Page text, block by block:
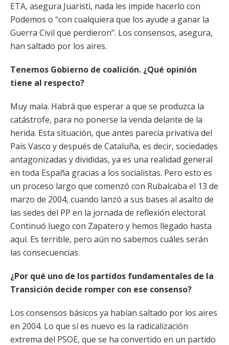
ETA, asegura Juaristi, nada les impide hacerlo con
Podemos o “con cualquiera que los ayude a ganar la
Guerra Civil que perdieron”. Los consensos, asegura,
han saltado por los aires.
Tenemos Gobierno de coalición. ¿Qué opinión
tiene al respecto?
Muy mala. Habrá que esperar a que se produzca la
catástrofe, para no ponerse la venda delante de la
herida. Esta situación, que antes parecía privativa del
País Vasco y después de Cataluña, es decir, sociedades
antagonizadas y divididas, ya es una realidad general
en toda España gracias a los socialistas. Pero esto es
un proceso largo que comenzó con Rubalcaba el 13 de
marzo de 2004, cuando lanzó a sus bases al asalto de
las sedes del PP en la jornada de reflexión electoral.
Continuó luego con Zapatero y hemos llegado hasta
aquí. Es terrible, pero aún no sabemos cuáles serán
las consecuencias.
¿Por qué uno de los partidos fundamentales de la
Transición decide romper con ese consenso?
Los consensos básicos ya habían saltado por los aires
en 2004. Lo que sí es nuevo es la radicalización
extrema del PSOE, que se ha convertido en un partido